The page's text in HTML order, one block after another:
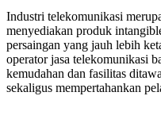
Industri telekomunikasi
menyediakan produk
persaingan yang jauh lebih
operator jasa telekomunikasi
kemudahan dan fasilitas
sekaligus mempertahankan